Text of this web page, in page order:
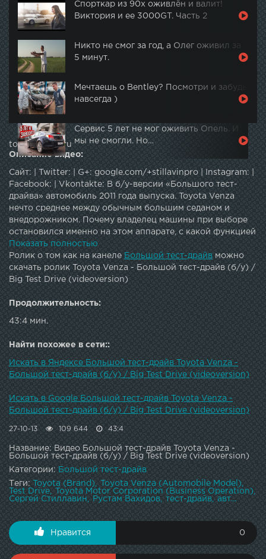
Спорткар из 90х оживлён и валит!
Виктория и ее 3000GT. Часть 2
Никто не смог за год, а Олег оживил за
5 минут.
Мечтаешь о Bentley? Посмотри и забудь
навсегда )
Сервис 5 лет не мог оживить Опель. И
мы не смогли. Но…
topautotube.ru
Описание видео:
Сайт: | Twitter: | G+: google.com/+stillavinpro | Instagram: |
Facebook: | Vkontakte: В б/у-версии «Большого тест-
драйва» автомобиль 2011 года выпуска. Toyota Venza
нечто среднее между обычным большим седаном и
внедорожником. Почему владелец машины при выборе
остановился именно на этом аппарате, с какой функцией
ни в коем случае нельзя брать машину и что не устроило
Сергея Стиллавина и Рустама Вахидова в Toyota Venza.
Показать полностью
Ролик о том как на канеле Большой тест-драйв можно
скачать ролик Toyota Venza - Большой тест-драйв (б/у) /
Big Test Drive (videoversion)
Продолжительность:
43:4 мин.
Найти похожее в сети::
Искать в Яндексе Большой тест-драйв Toyota Venza -
Большой тест-драйв (б/у) / Big Test Drive (videoversion)
Искать в Google Большой тест-драйв Toyota Venza -
Большой тест-драйв (б/у) / Big Test Drive (videoversion)
27-10-13 109 644 43:4
Название: Видео Большой тест-драйв Toyota Venza -
Большой тест-драйв (б/у) / Big Test Drive (videoversion)
Категории: Большой тест-драйв
Теги:Toyota (Brand)
Toyota Venza (Automobile Model)
Test Drive
Toyota Motor Corporation (Business Operation)
Сергей Стиллавин
Рустам Вахидов тест-драйв авт...
Нравится 0